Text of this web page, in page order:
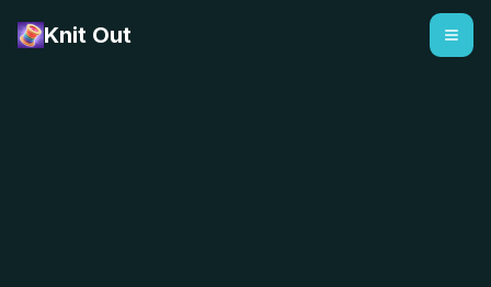
Knit Out